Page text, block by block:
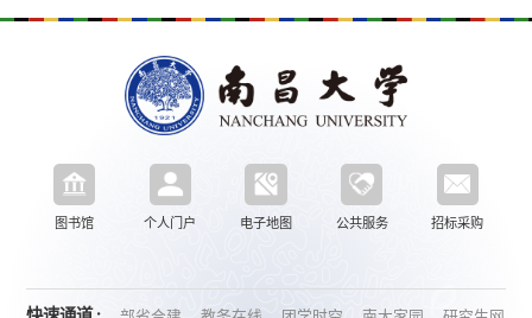
图书馆 个人门户 电子地图 公共服务 招标采购